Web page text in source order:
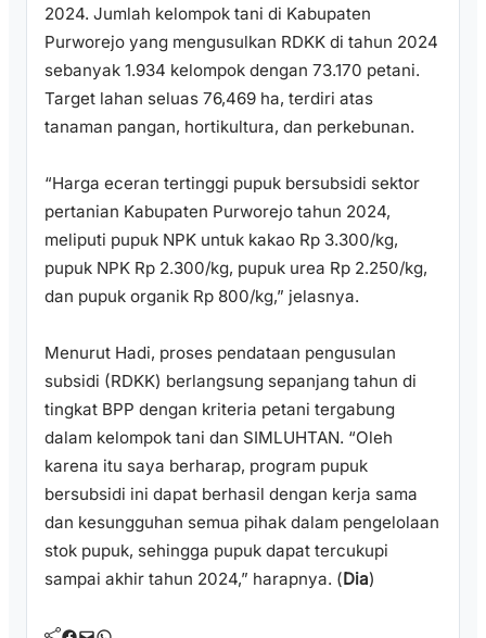
2024. Jumlah kelompok tani di Kabupaten
Purworejo yang mengusulkan RDKK di tahun 2024
sebanyak 1.934 kelompok dengan 73.170 petani.
Target lahan seluas 76,469 ha, terdiri atas
tanaman pangan, hortikultura, dan perkebunan.
“Harga eceran tertinggi pupuk bersubsidi sektor
pertanian Kabupaten Purworejo tahun 2024,
meliputi pupuk NPK untuk kakao Rp 3.300/kg,
pupuk NPK Rp 2.300/kg, pupuk urea Rp 2.250/kg,
dan pupuk organik Rp 800/kg,” jelasnya.
Menurut Hadi, proses pendataan pengusulan
subsidi (RDKK) berlangsung sepanjang tahun di
tingkat BPP dengan kriteria petani tergabung
dalam kelompok tani dan SIMLUHTAN. “Oleh
karena itu saya berharap, program pupuk
bersubsidi ini dapat berhasil dengan kerja sama
dan kesungguhan semua pihak dalam pengelolaan
stok pupuk, sehingga pupuk dapat tercukupi
sampai akhir tahun 2024,” harapnya. (Dia)